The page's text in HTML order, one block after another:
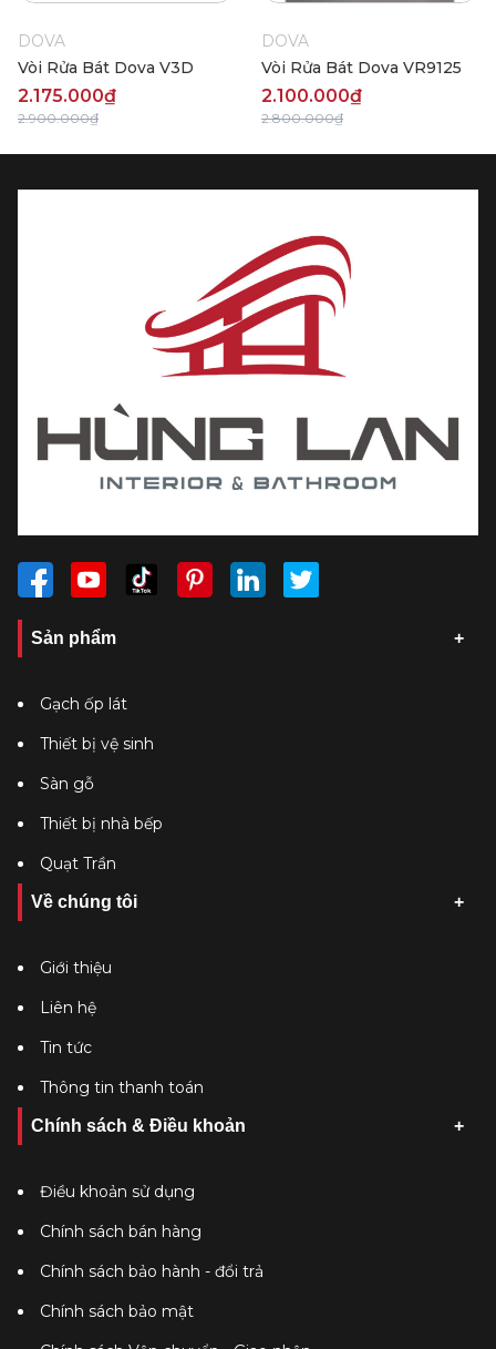
DOVA
Vòi Rửa Bát Dova V3D
2.175.000₫
2.900.000₫
DOVA
Vòi Rửa Bát Dova VR9125
2.100.000₫
2.800.000₫
Sản phẩm
Gạch ốp lát
Thiết bị vệ sinh
Sàn gỗ
Thiết bị nhà bếp
Quạt Trần
Về chúng tôi
Giới thiệu
Liên hệ
Tin tức
Thông tin thanh toán
Chính sách & Điều khoản
Điều khoản sử dụng
Chính sách bán hàng
Chính sách bảo hành - đổi trả
Chính sách bảo mật